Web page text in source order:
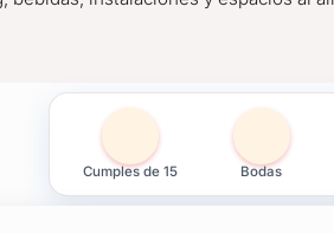
Cumples de 15 Bodas
Maldonado,
tarjeta de crédito o catering